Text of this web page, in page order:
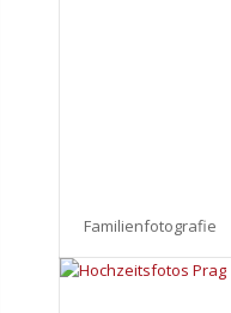
Familienfotografie